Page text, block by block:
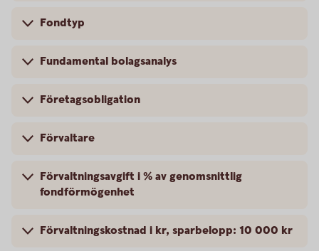
Fondtyp
Fundamental bolagsanalys
Företagsobligation
Förvaltare
Förvaltningsavgift i % av genomsnittlig
fondförmögenhet
Förvaltningskostnad i kr, sparbelopp: 10 000 kr